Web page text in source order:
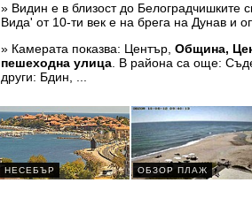
» Видин е в близост до Белоградчишките
Вида' от 10-ти век е на брега на Дунав и
» Камерата показва: Център, Община,
пешеходна улица . В района са още:
други: Бдин, ...